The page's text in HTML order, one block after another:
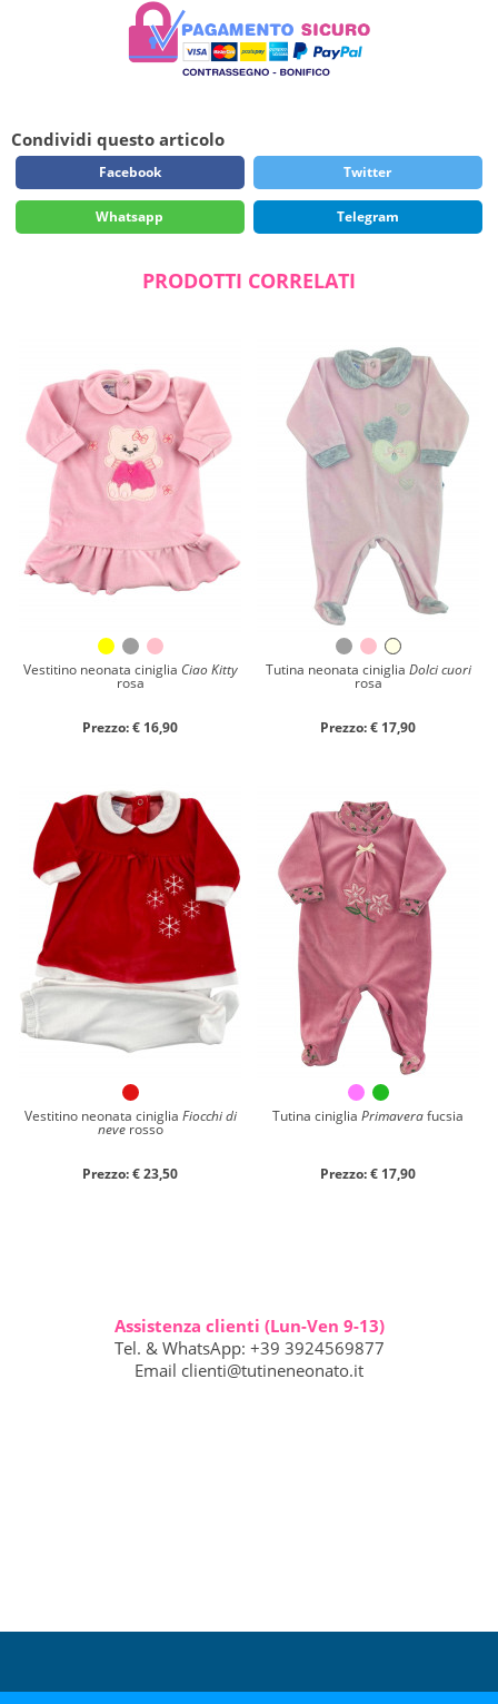
Condividi questo articolo
Facebook Twitter
Whatsapp Telegram
PRODOTTI CORRELATI
Vestitino neonata ciniglia Ciao Kitty
rosa
Prezzo: € 16,90
Tutina neonata ciniglia Dolci cuori
rosa
Prezzo: € 17,90
Vestitino neonata ciniglia Fiocchi di
neve rosso
Prezzo: € 23,50
Tutina ciniglia Primaverafucsia
Prezzo: € 17,90
Assistenza clienti (Lun-Ven 9-13)
Tel. & WhatsApp: +39 3924569877
Email clienti@tutineneonato.it